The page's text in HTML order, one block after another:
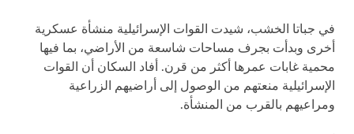
في جباتا الخشب، شيدت القوات الإسرائيلية منشأة عسكرية
أخرى وبدأت بجرف مساحات شاسعة من الأراضي، بما فيها
محمية غابات عمرها أكثر من قرن. أفاد السكان أن القوات
الإسرائيلية منعتهم من الوصول إلى أراضيهم الزراعية
ومراعيهم بالقرب من المنشأة.